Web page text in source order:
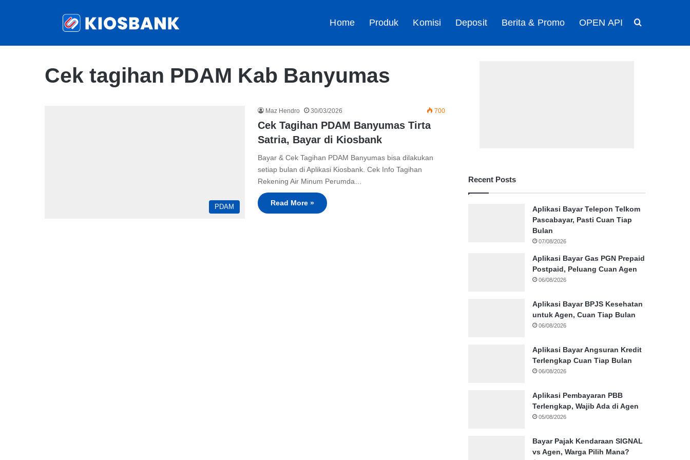
Home Produk Komisi Deposit Berita & Promo OPEN API
Cek tagihan PDAM Kab Banyumas
PDAM
Maz Hendro 30/03/2026 700
Cek Tagihan PDAM Banyumas Tirta
Satria, Bayar di Kiosbank
Bayar & Cek Tagihan PDAM Banyumas bisa dilakukan
setiap bulan di Aplikasi Kiosbank. Cek Info Tagihan
Rekening Air Minum Perumda…
Read More »
Recent Posts
Aplikasi Bayar Telepon Telkom
Pascabayar, Pasti Cuan Tiap
Bulan
07/08/2026
Aplikasi Bayar Gas PGN Prepaid
Postpaid, Peluang Cuan Agen
06/08/2026
Aplikasi Bayar BPJS Kesehatan
untuk Agen, Cuan Tiap Bulan
06/08/2026
Aplikasi Bayar Angsuran Kredit
Terlengkap Cuan Tiap Bulan
06/08/2026
Aplikasi Pembayaran PBB
Terlengkap, Wajib Ada di Agen
05/08/2026
Bayar Pajak Kendaraan SIGNAL
vs Agen, Warga Pilih Mana?